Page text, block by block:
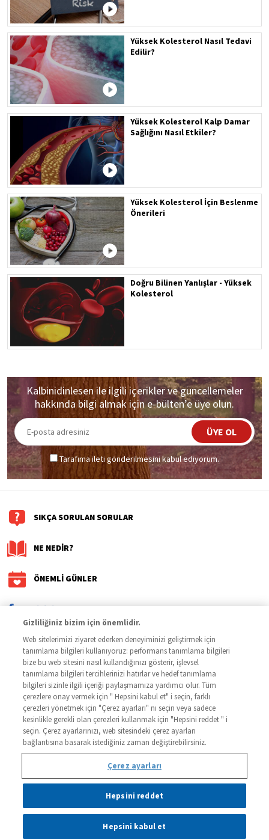
Yüksek Kolesterol Nasıl Tedavi
Edilir?
Yüksek Kolesterol Kalp Damar
Sağlığını Nasıl Etkiler?
Yüksek Kolesterol İçin Beslenme
Önerileri
Doğru Bilinen Yanlışlar - Yüksek
Kolesterol
Kalbinidinlesen ile ilgili içerikler ve güncellemeler
hakkında bilgi almak için e-bülten’e üye olun.
Tarafıma ileti gönderilmesini kabul ediyorum.
ÜYE OL
SIKÇA SORULAN SORULAR
NE NEDİR?
ÖNEMLİ GÜNLER
/kalbinidinlesencom
Bu sitedeki bilgiler, bir hekime danışmanın yerine geçmez. Daha
fazla bilgi için bir hekime başvurunuz.
GİZLİLİK POLİTİKASI
© 2026 Novartis Sağlık Gıda ve Tarım Ürünleri San. ve Tic. A.Ş
Bu websitesi sayfayı ve sayfadaki deneyiminizi iyileştirmek için cookieler kullanabilir.
Sayfada ilerlemeye devam ederek cookie kullanımını kabul etmiş olursunuz. Eğer daha
fazla bilgiye ihtiyacınız olursa ve/veya sayfayı kullanırken cookielerin yüklenmesini
Cookieler Hakkında sayfamızı ziyaret ediniz
Gizliliğiniz bizim için önemlidir.
Web sitelerimizi ziyaret ederken deneyiminizi geliştirmek için
tanımlama bilgileri kullanıyoruz: performans tanımlama bilgileri
bize bu web sitesini nasıl kullandığınızı gösterir, işlevsel
tanımlama bilgileri tercihlerinizi hatırlar ve hedef tanımlama
bilgileri sizinle ilgili içeriği paylaşmamıza yardımcı olur. Tüm
çerezlere onay vermek için " Hepsini kabul et" i seçin, farklı
çerezleri yönetmek için "Çerez ayarları" nı seçin veya sadece
kesinlikle gerekli olan çerezleri kullanmak için "Hepsini reddet " i
seçin. Çerez ayarlarınızı, web sitesindeki çerez ayarları
bağlantısına basarak istediğiniz zaman değiştirebilirsiniz.
Çerez ayarları
Hepsini reddet
Hepsini kabul et